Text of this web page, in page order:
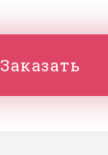
Заказать